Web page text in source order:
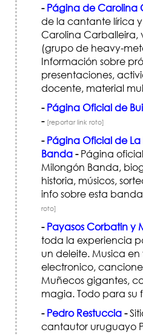
- Página de Carolina
de la cantante lírica
Carolina Carballeira,
(grupo de heavy-
Información sobre
presentaciones,
docente, material
- Página Oficial de
- [reportar link roto]
- Página Oficial de
Banda-Página
Milongón Banda,
historia, músicos,
info sobre esta
roto]
- Payasos Corbatin y
toda la experiencia
un deleite. Musica
electronico,
Muñecos gigantes,
magia. Todo para su
- Pedro Restuccia-
cantautor uruguayo